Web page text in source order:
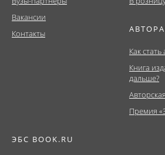
Вакансии
Контакты
Как
Книга
дальше?
Премия
ЭБС BOOK.RU